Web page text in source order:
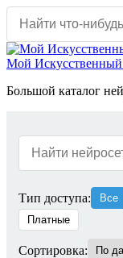
Перейти
содержанию
Мой Искусственный
Большой каталог
Тип доступа: Все
Платные
Сортировка: